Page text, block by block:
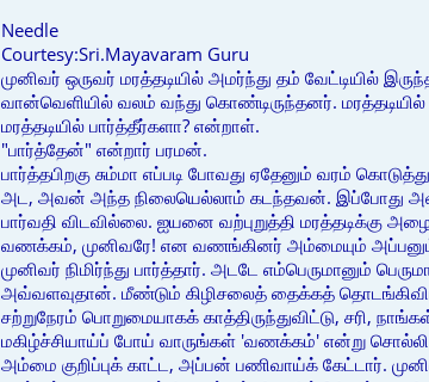
Needle
Courtesy:Sri.Mayavaram Guru
முனிவர் ஒருவர் மரத்தடியில் அமர்ந்து தம் வேட்டியில்
வான்வெளியில் வலம் வந்து கொண்டிருந்தனர்.
மரத்தடியில் பார்த்தீர்களா? என்றாள்.
"பார்த்தேன்" என்றார் பரமன்.
பார்த்தபிறகு சும்மா எப்படி போவது ஏதேனும் வரம்
அட, அவன் அந்த நிலையெல்லாம் கடந்தவன். இப்போது
பார்வதி விடவில்லை. ஐயனை வற்புறுத்தி மரத்தடிக்கு
வணக்கம், முனிவரே! என வணங்கினர் அம்மையும்
முனிவர் நிமிர்ந்து பார்த்தார். அடடே எம்பெருமானும்
அவ்வளவுதான். மீண்டும் கிழிசலைத் தைக்கத்
சற்றுநேரம் பொறுமையாகக் காத்திருந்துவிட்டு, சரி,
மகிழ்ச்சியாய்ப் போய் வாருங்கள் 'வணக்கம்' என்று
அம்மை குறிப்புக் காட்ட, அப்பன் பணிவாய்க் கேட்டார்.